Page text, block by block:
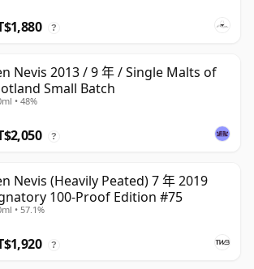
?
Nevis 2013 / 9 年 / Single Malts of
Small Batch
• 48%
?
Nevis (Heavily Peated) 7 年 2019
100-Proof Edition #75
• 57.1%
?